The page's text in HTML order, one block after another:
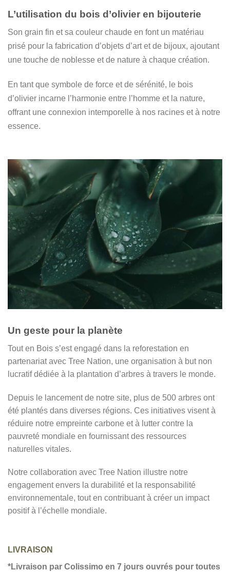
L’utilisation du bois d’olivier en bijouterie
Son grain fin et sa couleur chaude en font un matériau
prisé pour la fabrication d’objets d’art et de bijoux, ajoutant
une touche de noblesse et de nature à chaque création.
En tant que symbole de force et de sérénité, le bois
d’olivier incarne l’harmonie entre l’homme et la nature,
offrant une connexion intemporelle à nos racines et à notre
essence.
Un geste pour la planète
Tout en Bois s’est engagé dans la reforestation en
partenariat avec Tree Nation, une organisation à but non
lucratif dédiée à la plantation d’arbres à travers le monde.
Depuis le lancement de notre site, plus de 500 arbres ont
été plantés dans diverses régions. Ces initiatives visent à
réduire notre empreinte carbone et à lutter contre la
pauvreté mondiale en fournissant des ressources
naturelles vitales.
Notre collaboration avec Tree Nation illustre notre
engagement envers la durabilité et la responsabilité
environnementale, tout en contribuant à créer un impact
positif à l’échelle mondiale.
LIVRAISON
*Livraison par Colissimo en 7 jours ouvrés pour toutes